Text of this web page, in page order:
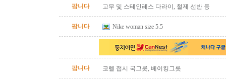
팝니다 고무 및 스테인레스 다라이, 철제 선반 등
팝니다 Nike woman size 5.5
팝니다 코렐 접시 국그릇, 베이킹그릇